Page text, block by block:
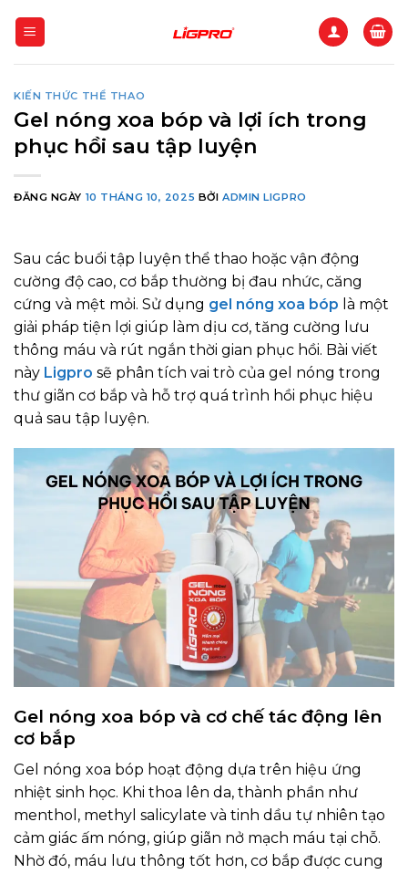
qua
KIẾN THỨC THỂ THAO
Gel nóng xoa bóp và lợi ích trong
phục hồi sau tập luyện
ĐĂNG NGÀY 10 THÁNG 10, 2025 BỞI ADMIN LIGPRO
Sau các buổi tập luyện thể thao hoặc vận động
cường độ cao, cơ bắp thường bị đau nhức, căng
cứng và mệt mỏi. Sử dụng gel nóng xoa bóp là một
giải pháp tiện lợi giúp làm dịu cơ, tăng cường lưu
thông máu và rút ngắn thời gian phục hồi. Bài viết
này Ligpro sẽ phân tích vai trò của gel nóng trong
thư giãn cơ bắp và hỗ trợ quá trình hồi phục hiệu
quả sau tập luyện.
Gel nóng xoa bóp và cơ chế tác động lên
cơ bắp
Gel nóng xoa bóp hoạt động dựa trên hiệu ứng
nhiệt sinh học. Khi thoa lên da, thành phần như
menthol, methyl salicylate và tinh dầu tự nhiên tạo
cảm giác ấm nóng, giúp giãn nở mạch máu tại chỗ.
Nhờ đó, máu lưu thông tốt hơn, cơ bắp được cung